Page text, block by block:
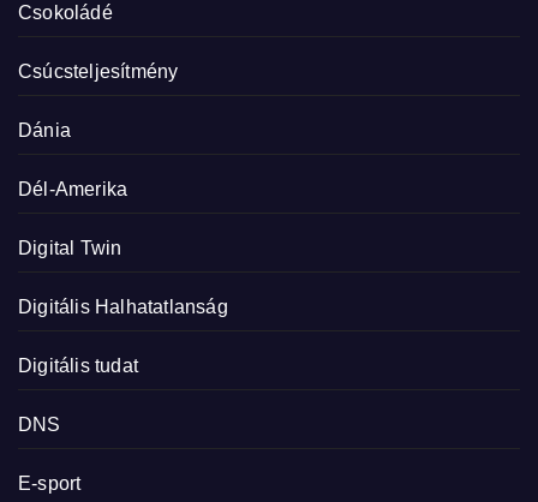
Csokoládé
Csúcsteljesítmény
Dánia
Dél-Amerika
Digital Twin
Digitális Halhatatlanság
Digitális tudat
DNS
E-sport